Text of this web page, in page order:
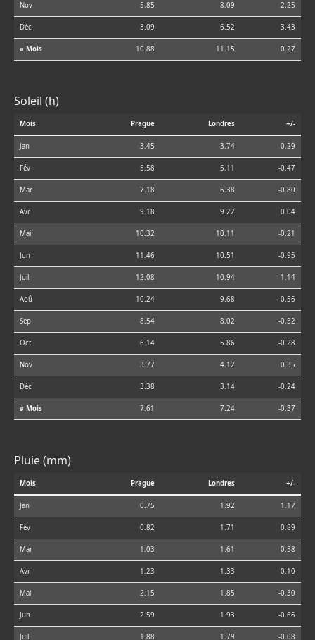
Nov 5.85 8.09 2.25
Déc 3.09 6.52 3.43
⌀ Mois 10.88 11.15 0.27
Soleil (h)
Mois Prague Londres +/-
Jan 3.45 3.74 0.29
Fév 5.58 5.11 -0.47
Mar 7.18 6.38 -0.80
Avr 9.18 9.22 0.04
Mai 10.32 10.11 -0.21
Jun 11.46 10.51 -0.95
Juil 12.08 10.94 -1.14
Aoû 10.24 9.68 -0.56
Sep 8.54 8.02 -0.52
Oct 6.14 5.86 -0.28
Nov 3.77 4.12 0.35
Déc 3.38 3.14 -0.24
⌀ Mois 7.61 7.24 -0.37
Pluie (mm)
Mois Prague Londres +/-
Jan 0.75 1.92 1.17
Fév 0.82 1.71 0.89
Mar 1.03 1.61 0.58
Avr 1.23 1.33 0.10
Mai 2.15 1.85 -0.30
Jun 2.59 1.93 -0.66
Juil 1.88 1.79 -0.08